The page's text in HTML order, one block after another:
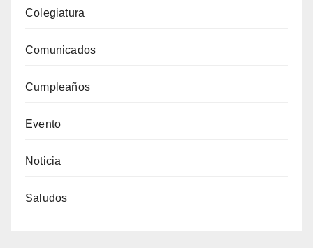
Colegiatura
Comunicados
Cumpleaños
Evento
Noticia
Saludos